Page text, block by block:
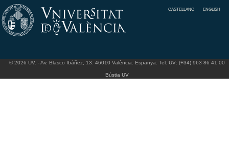
CASTELLANO ENGLISH
© 2026 UV. - Av. Blasco Ibáñez, 13. 46010 València. Espanya. Tel. UV: (+34) 963 86 41 00
Bústia UV